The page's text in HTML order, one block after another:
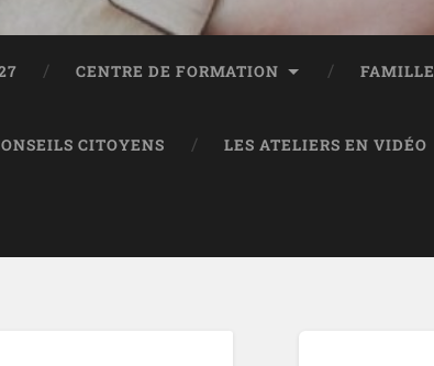
CENTRE DE FORMATION FAMILLE
CITOYENS LES ATELIERS EN VIDÉO